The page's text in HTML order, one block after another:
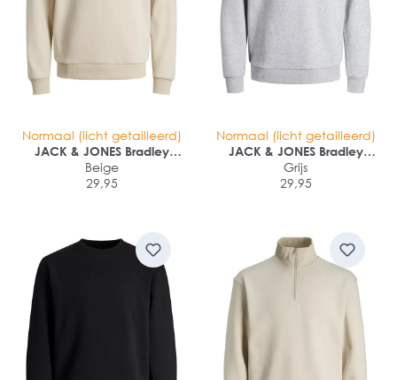
Normaal (licht getailleerd)
JACK & JONES Bradley
sweat crew regular fit
Beige
29,95
Normaal (licht getailleerd)
JACK & JONES Bradley
sweat crew regular fit
Grijs
29,95